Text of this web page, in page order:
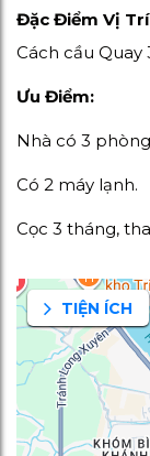
Đặc Điểm Vị
Cách cầu Quay
Ưu Điểm:
Nhà có 3
Có 2 máy lạnh.
Cọc 3 tháng,
TIỆN ÍCH